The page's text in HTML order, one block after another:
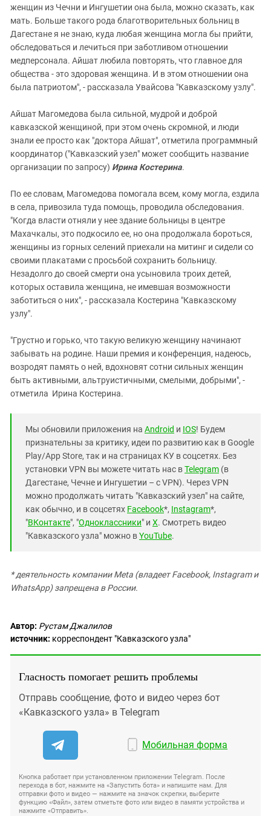
женщин из Чечни и Ингушетии она была, можно сказать, как
мать. Больше такого рода благотворительных больниц в
Дагестане я не знаю, куда любая женщина могла бы прийти,
обследоваться и лечиться при заботливом отношении
медперсонала. Айшат любила повторять, что главное для
общества - это здоровая женщина. И в этом отношении она
была патриотом", - рассказала Увайсова "Кавказскому узлу".
Айшат Магомедова была сильной, мудрой и доброй
кавказской женщиной, при этом очень скромной, и люди
знали ее просто как "доктора Айшат", отметила программный
координатор ("Кавказский узел" может сообщить название
организации по запросу) Ирина Костерина.
По ее словам, Магомедова помогала всем, кому могла, ездила
в села, привозила туда помощь, проводила обследования.
"Когда власти отняли у нее здание больницы в центре
Махачкалы, это подкосило ее, но она продолжала бороться,
женщины из горных селений приехали на митинг и сидели со
своими плакатами с просьбой сохранить больницу.
Незадолго до своей смерти она усыновила троих детей,
которых оставила женщина, не имевшая возможности
заботиться о них", - рассказала Костерина "Кавказскому
узлу".
"Грустно и горько, что такую великую женщину начинают
забывать на родине. Наши премия и конференция, надеюсь,
возродят память о ней, вдохновят сотни сильных женщин
быть активными, альтруистичными, смелыми, добрыми", -
отметила Ирина Костерина.
Мы обновили приложения на Android и IOS! Будем
признательны за критику, идеи по развитию как в Google
Play/App Store, так и на страницах КУ в соцсетях. Без
установки VPN вы можете читать нас вTelegram (в
Дагестане, Чечне и Ингушетии – с VPN). Через VPN
можно продолжать читать "Кавказский узел" на сайте,
как обычно, и в соцсетях Facebook*, Instagram*,
"ВКонтакте", "Одноклассники" и X. Смотреть видео
"Кавказского узла" можно вYouTube.
* деятельность компании Meta (владеет Facebook, Instagram и
WhatsApp) запрещена в России.
Автор: Рустам Джалилов
источник: корреспондент "Кавказского узла"
Гласность помогает решить проблемы
Отправь сообщение, фото и видео через бот
«Кавказского узла» в Telegram
Мобильная форма
Кнопка работает при установленном приложении Telegram. После
перехода в бот, нажмите на «Запустить бота» и напишите нам. Для
отправки фото и видео — нажмите на значок скрепки, выберите
функцию «Файл», затем отметьте фото или видео в памяти устройства и
нажмите «Отправить».